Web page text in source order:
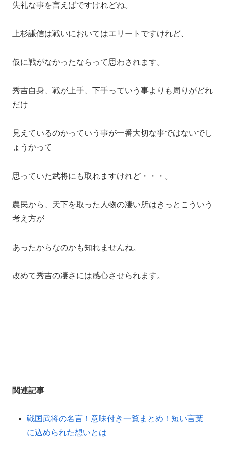
失礼な事を言えばですけれどね。
上杉謙信は戦いにおいてはエリートですけれど、
仮に戦がなかったならって思わされます。
秀吉自身、戦が上手、下手っていう事よりも周りがどれ
だけ
見えているのかっていう事が一番大切な事ではないでし
ょうかって
思っていた武将にも取れますけれど・・・。
農民から、天下を取った人物の凄い所はきっとこういう
考え方が
あったからなのかも知れませんね。
改めて秀吉の凄さには感心させられます。
関連記事
戦国武将の名言！意味付き一覧まとめ！短い言葉
に込められた想いとは